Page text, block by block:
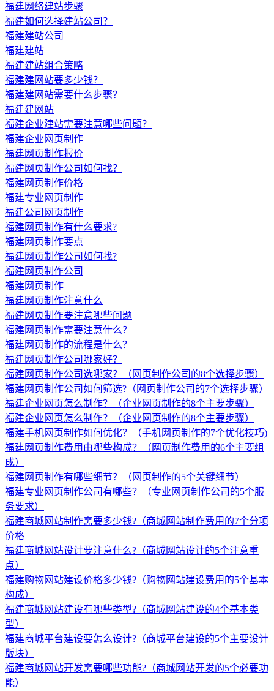
福建网络建站步骤
福建如何选择建站公司？
福建建站公司
福建建站
福建建站组合策略
福建建网站要多少钱？
福建建网站需要什么步骤？
福建建网站
福建企业建站需要注意哪些问题？
福建企业网页制作
福建网页制作报价
福建网页制作公司如何找？
福建网页制作价格
福建专业网页制作
福建公司网页制作
福建网页制作有什么要求?
福建网页制作要点
福建网页制作公司如何找?
福建网页制作公司
福建网页制作
福建网页制作注意什么
福建网页制作要注意哪些问题
福建网页制作需要注意什么？
福建网页制作的流程是什么？
福建网页制作公司哪家好？
福建网页制作公司选哪家？（网页制作公司的8个选择步骤）
福建网页制作公司如何筛选?（网页制作公司的7个选择步骤）
福建企业网页怎么制作？（企业网页制作的8个主要步骤）
福建企业网页怎么制作？（企业网页制作的8个主要步骤）
福建手机网页制作如何优化？（手机网页制作的7个优化技巧)
福建网页制作费用由哪些构成？（网页制作费用的6个主要组
成）
福建网页制作有哪些细节？（网页制作的5个关键细节）
福建专业网页制作公司有哪些？（专业网页制作公司的5个服
务要求）
福建商城网站制作需要多少钱?（商城网站制作费用的7个分项
价格
福建商城网站设计要注意什么?（商城网站设计的5个注意重
点）
福建购物网站建设价格多少钱?（购物网站建设费用的5个基本
构成）
福建商城网站建设有哪些类型?（商城网站建设的4个基本类
型）
福建商城平台建设要怎么设计?（商城平台建设的5个主要设计
版块）
福建商城网站开发需要哪些功能?（商城网站开发的5个必要功
能）